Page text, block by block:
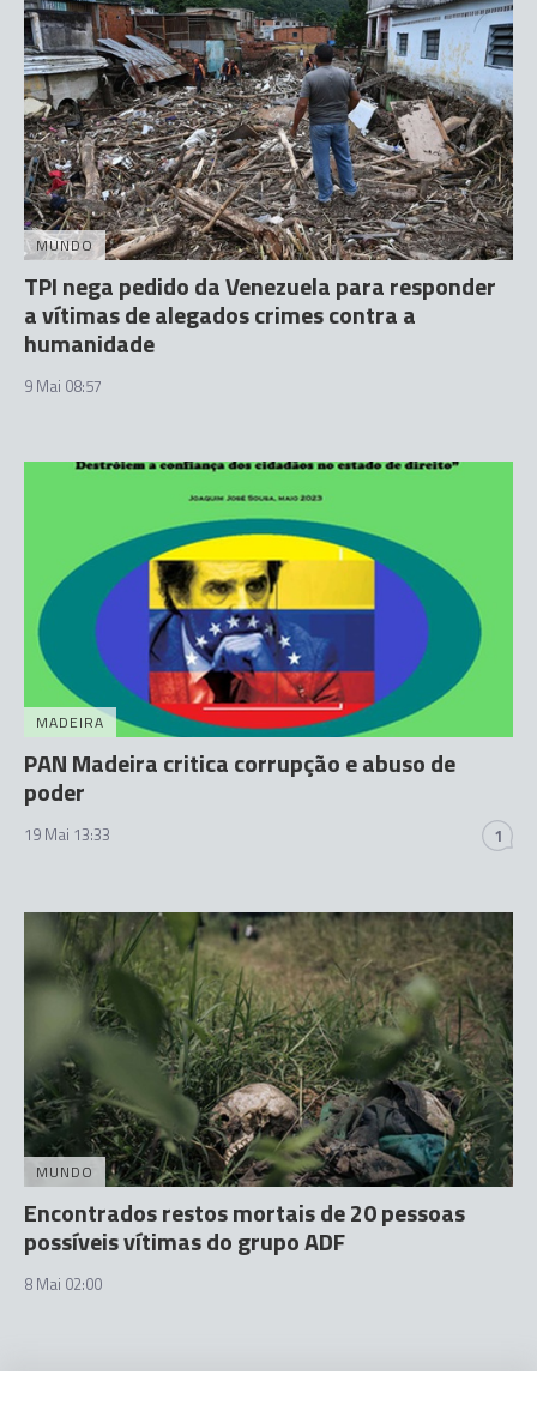
MUNDO
TPI nega pedido da Venezuela para responder
a vítimas de alegados crimes contra a
humanidade
9 Mai 08:57
MADEIRA
PAN Madeira critica corrupção e abuso de
poder
19 Mai 13:33 1
MUNDO
Encontrados restos mortais de 20 pessoas
possíveis vítimas do grupo ADF
8 Mai 02:00